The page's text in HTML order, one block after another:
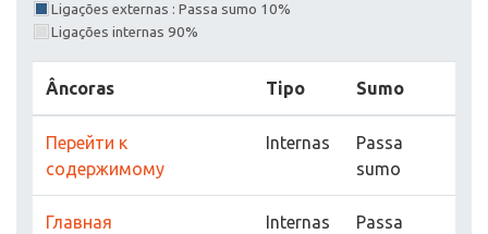
Ligações externas : Passa sumo 10%
Ligações internas 90%
Âncoras Tipo Sumo
Перейти к
содержимому
Internas
Passa
sumo
Главная Internas
Passa